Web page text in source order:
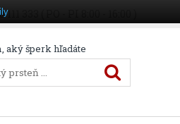
111 333 ( PO - PI 8:00 - 16:00 )
aký šperk hľadáte